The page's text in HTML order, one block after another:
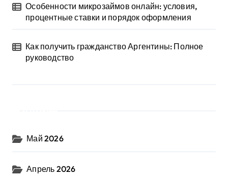
Особенности микрозаймов онлайн: условия,
процентные ставки и порядок оформления
Как получить гражданство Аргентины: Полное
руководство
Май 2026
Апрель 2026